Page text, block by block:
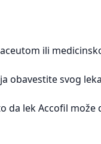
ili
obavestite svog
da lek Accofil može